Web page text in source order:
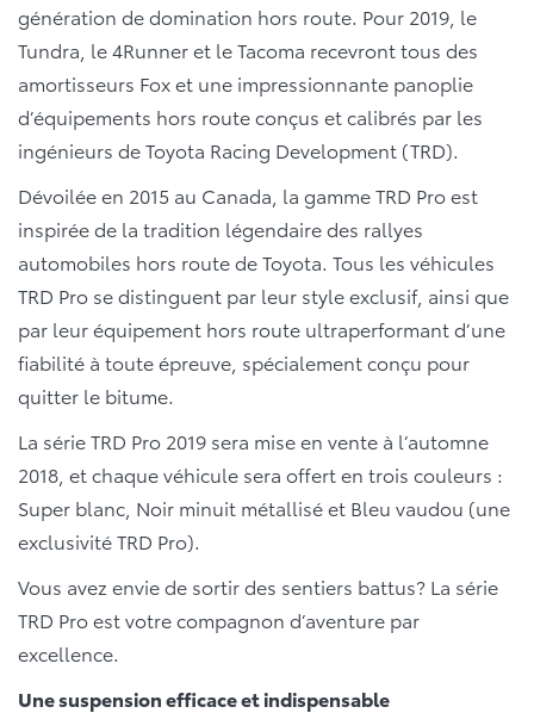
génération de domination hors route. Pour 2019, le
Tundra, le 4Runner et le Tacoma recevront tous des
amortisseurs Fox et une impressionnante panoplie
d’équipements hors route conçus et calibrés par les
ingénieurs de Toyota Racing Development (TRD).
Dévoilée en 2015 au Canada, la gamme TRD Pro est
inspirée de la tradition légendaire des rallyes
automobiles hors route de Toyota. Tous les véhicules
TRD Pro se distinguent par leur style exclusif, ainsi que
par leur équipement hors route ultraperformant d’une
fiabilité à toute épreuve, spécialement conçu pour
quitter le bitume.
La série TRD Pro 2019 sera mise en vente à l’automne
2018, et chaque véhicule sera offert en trois couleurs :
Super blanc, Noir minuit métallisé et Bleu vaudou (une
exclusivité TRD Pro).
Vous avez envie de sortir des sentiers battus? La série
TRD Pro est votre compagnon d’aventure par
excellence.
Une suspension efficace et indispensable